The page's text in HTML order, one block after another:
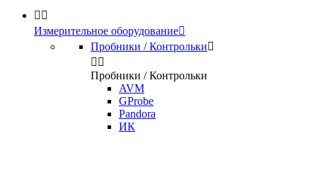
 
Измерительное оборудование
Пробники / Контрольки
 
Пробники / Контрольки
AVM
GProbe
Pandora
ИК